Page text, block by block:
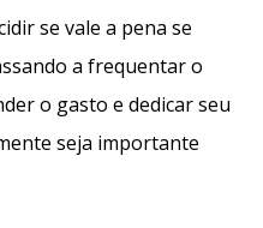
se vale a pena se
a frequentar o
o gasto e dedicar seu
seja importante